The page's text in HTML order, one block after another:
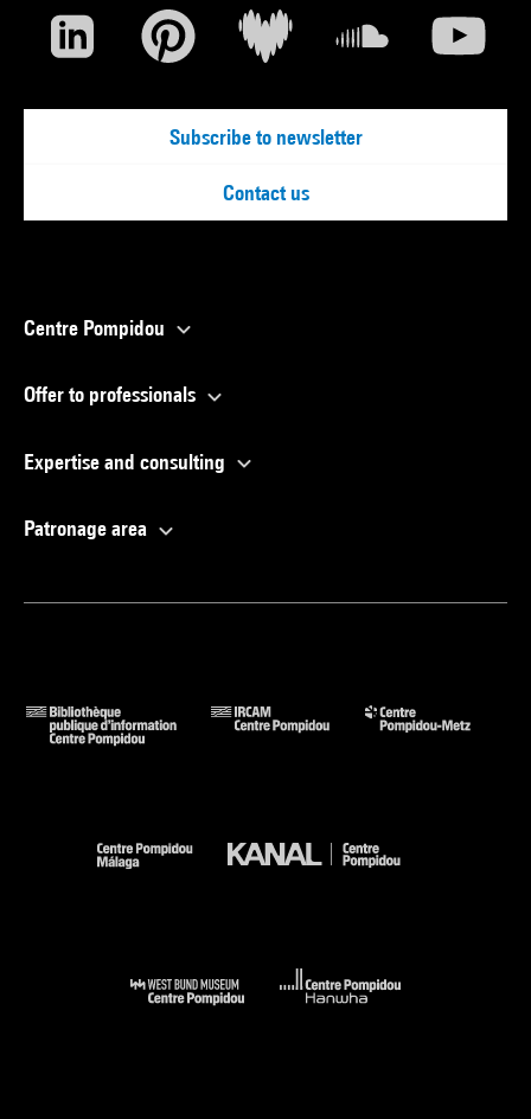
Subscribe to newsletter
Contact us
Centre Pompidou
Offer to professionals
Expertise and consulting
Patronage area